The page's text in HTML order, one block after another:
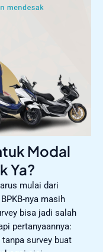
Modal
Ya?
mulai dari
nya masih
bisa jadi salah
pertanyaannya:
survey buat